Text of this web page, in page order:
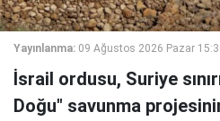
Yayınlanma: 09 Ağustos 2026 Pazar
İsrail ordusu, Suriye
Doğu" savunma